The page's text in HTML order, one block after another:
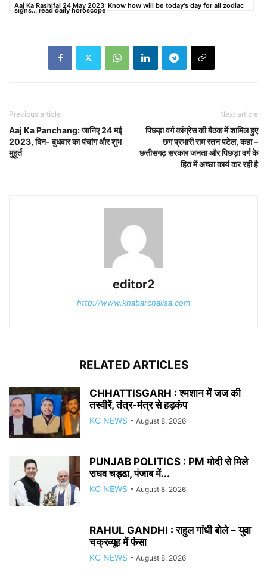
Aaj Ka Rashifal 24 May 2023: Know how will be today's day for all zodiac
signs... read daily horoscope
Previous article
Aaj Ka Panchang: जान‍िए 24 मई
2023, दिन- बुधवार का पंचांग और शुभ
मुहूर्त
Next article
पिछड़ा वर्ग कांग्रेस की बैठक में शामिल हुए
छग प्रभारी राम रतन पटेल, कहा –
छत्तीसगढ़ सरकार जनता और पिछड़ा वर्ग के
हित में अच्छा कार्य कर रही है
editor2
http://www.khabarchalisa.com
RELATED ARTICLES
CHHATTISGARH : श्मशान में जज की
तस्वीरें, तंत्र-मंत्र से हड़कंप
KC NEWS - August 8, 2026
PUNJAB POLITICS : PM मोदी से मिले
राघव चड्ढा, पंजाब में...
KC NEWS - August 8, 2026
RAHUL GANDHI : राहुल गांधी बोले – युवा
चक्रव्यूह में फंसा
KC NEWS - August 8, 2026